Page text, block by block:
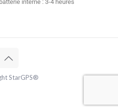
interne : 3-4 heures
StarGPS®